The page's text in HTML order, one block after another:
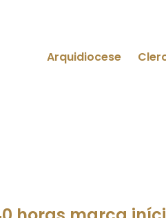
Arquidiocese